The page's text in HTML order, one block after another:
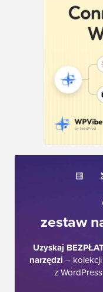
zestaw
Uzyskaj
narzędzi –
z